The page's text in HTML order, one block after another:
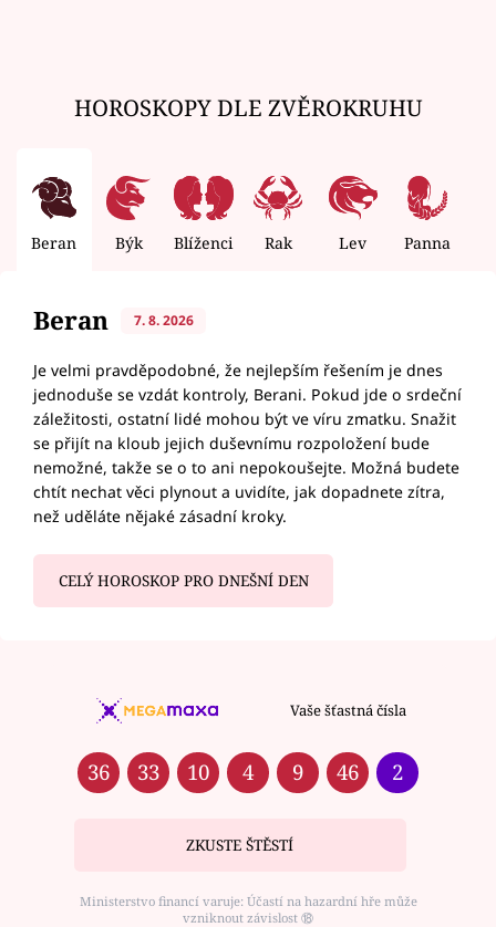
HOROSKOPY DLE ZVĚROKRUHU
Beran Býk Blíženci Rak Lev Panna
Beran 7. 8. 2026
Je velmi pravděpodobné, že nejlepším řešením je dnes
jednoduše se vzdát kontroly, Berani. Pokud jde o srdeční
záležitosti, ostatní lidé mohou být ve víru zmatku. Snažit
se přijít na kloub jejich duševnímu rozpoložení bude
nemožné, takže se o to ani nepokoušejte. Možná budete
chtít nechat věci plynout a uvidíte, jak dopadnete zítra,
než uděláte nějaké zásadní kroky.
CELÝ HOROSKOP PRO DNEŠNÍ DEN
Vaše šťastná čísla
36 33 10 4 9 46 2
ZKUSTE ŠTĚSTÍ
Ministerstvo financí varuje: Účastí na hazardní hře může
vzniknout závislost ⑱